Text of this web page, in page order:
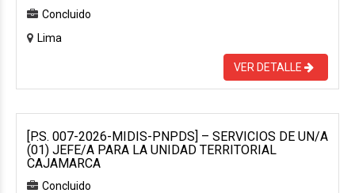
Concluido
Lima
VER DETALLE
[P.S. 007-2026-MIDIS-PNPDS] – SERVICIOS DE UN/A
(01) JEFE/A PARA LA UNIDAD TERRITORIAL
CAJAMARCA
Concluido